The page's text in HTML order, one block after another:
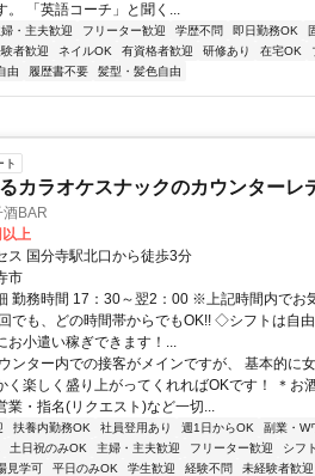
。 「英語コーチ」と聞く...
婦・主夫歓迎 フリーター歓迎 学歴不問 即日勤務OK
者歓迎 ネイルOK 有資格者歓迎 研修あり 在宅OK
由 履歴書不要 髪型・髪色自由
ト
カラオケスナックのカウンターレ
酒BAR
上
ス 国分寺駅北口から徒歩3分
市
勤務時間 17：30～翌2：00 ※上記時間内でお
でも、どの時間帯からでもOK!! ◇シフトは自
お小遣い稼ぎできます！...
ンター内での接客がメインですが、 基本的に
く楽しく盛り上がってくれればOKです！ ＊お
業・指名(リクエスト)など一切...
扶養内勤務OK 社員登用あり 週1日からOK
副業・W
土日祝のみOK 主婦・主夫歓迎 フリーター歓迎 シフ
見学可 平日のみOK 学生歓迎 経験不問 未経験者歓迎